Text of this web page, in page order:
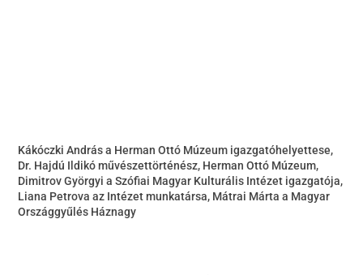
Kákóczki András a Herman Ottó Múzeum igazgatóhelyettese,
Dr. Hajdú Ildikó művészettörténész, Herman Ottó Múzeum,
Dimitrov Györgyi a Szófiai Magyar Kulturális Intézet igazgatója,
Liana Petrova az Intézet munkatársa, Mátrai Márta a Magyar
Országgyűlés Háznagy